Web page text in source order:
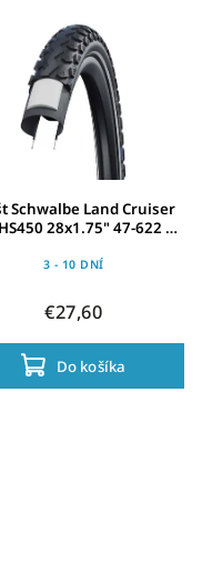
Schwalbe Land Cruiser
28x1.75" 47-622 cr-
3 - 10 DNÍ
€27,60
Do košíka